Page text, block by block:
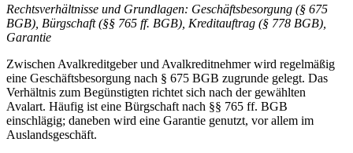
Rechtsverhältnisse und Grundlagen: Geschäftsbesorgung (§ 675
BGB), Bürgschaft (§§ 765 ff. BGB), Kreditauftrag (§ 778 BGB),
Garantie
Zwischen Avalkreditgeber und Avalkreditnehmer wird regelmäßig
eine Geschäftsbesorgung nach § 675 BGB zugrunde gelegt. Das
Verhältnis zum Begünstigten richtet sich nach der gewählten
Avalart. Häufig ist eine Bürgschaft nach §§ 765 ff. BGB
einschlägig; daneben wird eine Garantie genutzt, vor allem im
Auslandsgeschäft.